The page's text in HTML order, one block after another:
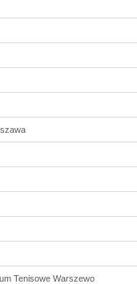
Tenisowe Warszewo